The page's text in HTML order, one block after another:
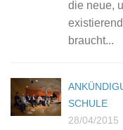
die neue,
braucht...
SCHULE
28/04/2015